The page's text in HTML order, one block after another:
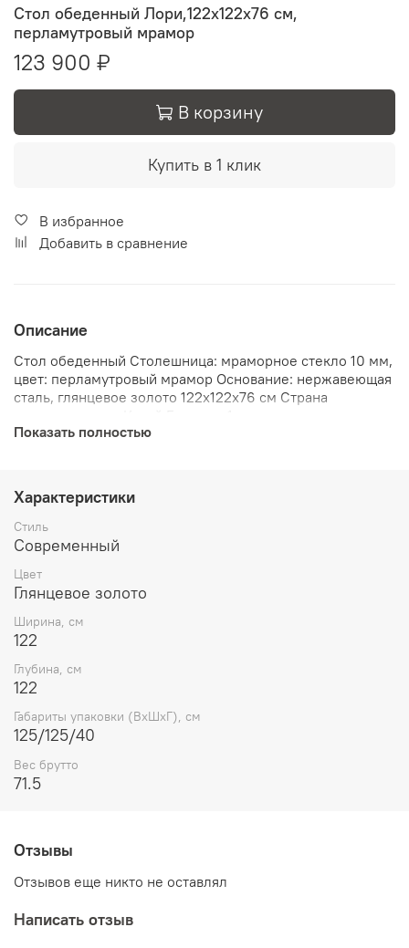
Стол обеденный Лори,122х122х76 см,
перламутровый мрамор
123 900 ₽
В корзину
Купить в 1 клик
В избранное
Добавить в сравнение
Описание
Стол обеденный Столешница: мраморное стекло 10 мм,
цвет: перламутровый мрамор Основание: нержавеющая
сталь, глянцевое золото 122х122х76 см Страна
Показать полностью
Характеристики
Стиль
Современный
Цвет
Глянцевое золото
Ширина, см
122
Глубина, см
122
Габариты упаковки (ВхШхГ), см
125/125/40
Вес брутто
71.5
Отзывы
Отзывов еще никто не оставлял
Написать отзыв